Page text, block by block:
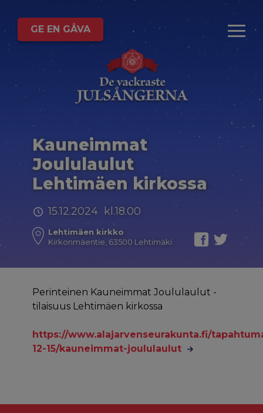
GE EN GÅVA
Kauneimmat
Joululaulut
Lehtimäen kirkossa
15.12.2024 kl.18.00
Lehtimäen kirkko
Kirkonmäentie, 63500 Lehtimäki
Perinteinen Kauneimmat Joululaulut -
tilaisuus Lehtimäen kirkossa
https://www.alajarvenseurakunta.fi/
12-15/kauneimmat-joululaulut